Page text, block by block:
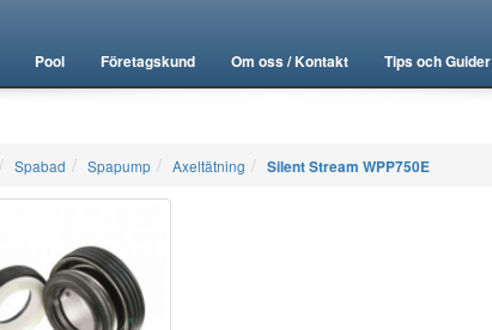
Pool Företagskund Om oss / Kontakt Tips och Guider
Spabad Spapump Axeltätning Silent Stream WPP750E